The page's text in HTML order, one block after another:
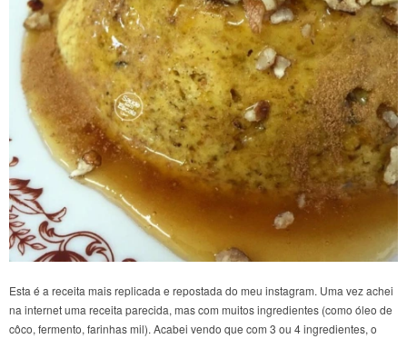
Esta é a receita mais replicada e repostada do meu instagram. Uma vez achei
na internet uma receita parecida, mas com muitos ingredientes (como óleo de
côco, fermento, farinhas mil). Acabei vendo que com 3 ou 4 ingredientes, o